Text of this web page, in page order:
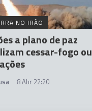
NO IRÃO
a plano de paz
cessar-fogo ou
8 Abr 22:20